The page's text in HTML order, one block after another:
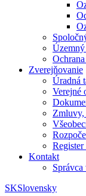
Zverejňovanie
Úradná
Verejné
Kontakt
Správca
SKSlovensky